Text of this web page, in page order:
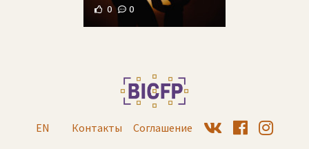
0 0
EN Контакты Соглашение